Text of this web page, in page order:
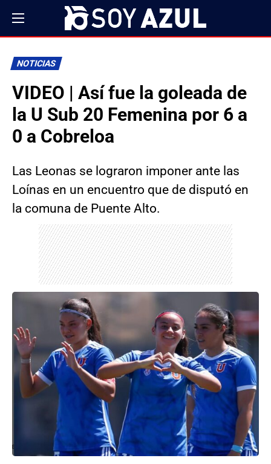
NOTICIAS
VIDEO | Así fue la goleada de
la U Sub 20 Femenina por 6 a
0 a Cobreloa
Las Leonas se lograron imponer ante las
Loínas en un encuentro que de disputó en
la comuna de Puente Alto.